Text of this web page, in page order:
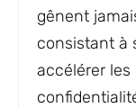
gênent
consistant à
accélérer les